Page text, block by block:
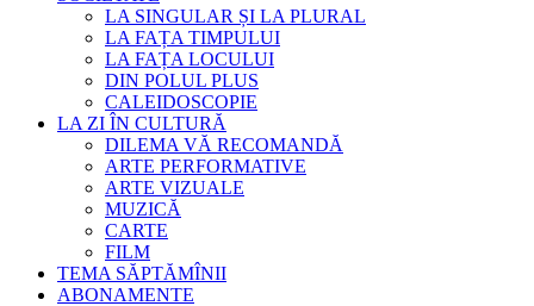
LA SINGULAR ȘI LA PLURAL
LA FAȚA TIMPULUI
LA FAȚA LOCULUI
DIN POLUL PLUS
CALEIDOSCOPIE
LA ZI ÎN CULTURĂ
DILEMA VĂ RECOMANDĂ
ARTE PERFORMATIVE
ARTE VIZUALE
MUZICĂ
CARTE
FILM
TEMA SĂPTĂMÎNII
ABONAMENTE